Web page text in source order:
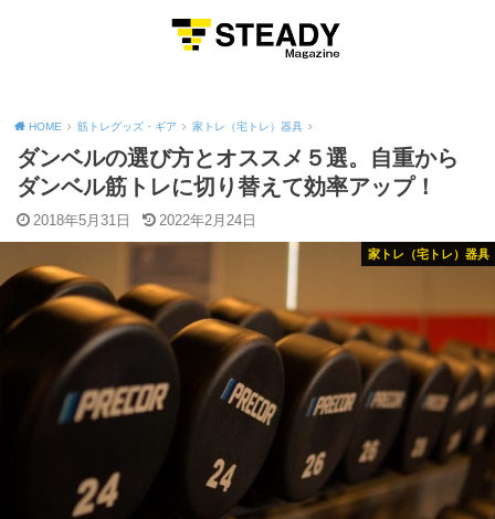
HOME 筋トレグッズ・ギア 家トレ（宅トレ）器具
ダンベルの選び方とオススメ５選。自重から
ダンベル筋トレに切り替えて効率アップ！
2018年5月31日 2022年2月24日
家トレ（宅トレ）器具